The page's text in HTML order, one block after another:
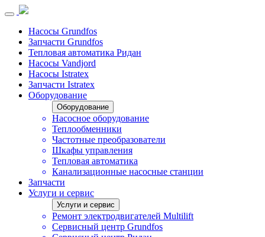
Насосы Grundfos
Запчасти Grundfos
Тепловая автоматика Ридан
Насосы Vandjord
Насосы Istratex
Запчасти Istratex
Оборудование
Оборудование
Насосное оборудование
Теплообменники
Частотные преобразователи
Шкафы управления
Тепловая автоматика
Канализационные насосные станции
Запчасти
Услуги и сервис
Услуги и сервис
Ремонт электродвигателей Multilift
Сервисный центр Grundfos